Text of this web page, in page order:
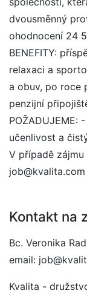
dvousměnný
ohodnocení 24
BENEFITY:
relaxaci a
a obuv, po roce
penzijní
POŽADUJEME:
učenlivost a
V případě
Kontakt na
Bc. Veronika
email:
Kvalita -